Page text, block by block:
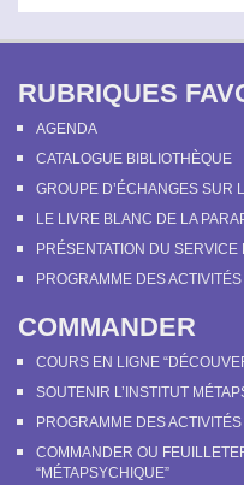
RUBRIQUES
AGENDA
CATALOGUE BIBLIOTHÈQUE
GROUPE D’ÉCHANGES SUR
LE LIVRE BLANC DE LA
PRÉSENTATION DU SERVICE
PROGRAMME DES
COMMANDER
COURS EN LIGNE
SOUTENIR L’INSTITUT
PROGRAMME DES
COMMANDER OU
“MÉTAPSYCHIQUE”